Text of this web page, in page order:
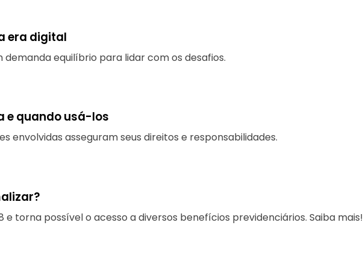
era digital
equilíbrio para lidar com os desafios.
e quando usá-los
envolvidas asseguram seus direitos e responsabilidades.
e torna possível o acesso a diversos benefícios previdenciários. Saiba mais!